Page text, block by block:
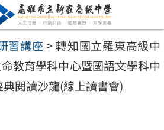
習講座 > 轉知國立羅東高級中
教育學科中心暨國語文學科中
閱讀沙龍(線上讀書會)